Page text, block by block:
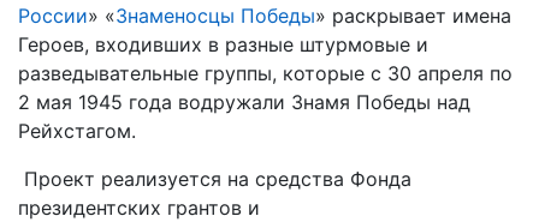
России» «Знаменосцы Победы» раскрывает имена
Героев, входивших в разные штурмовые и
разведывательные группы, которые с 30 апреля по
2 мая 1945 года водружали Знамя Победы над
Рейхстагом.
Проект реализуется на средства Фонда
президентских грантов и